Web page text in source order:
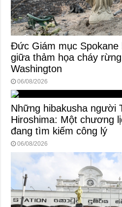
Đức Giám mục Spokane
giữa thảm họa cháy
Washington
06/08/2026
Những hibakusha người
Hiroshima: Một chương
đang tìm kiếm công lý
06/08/2026